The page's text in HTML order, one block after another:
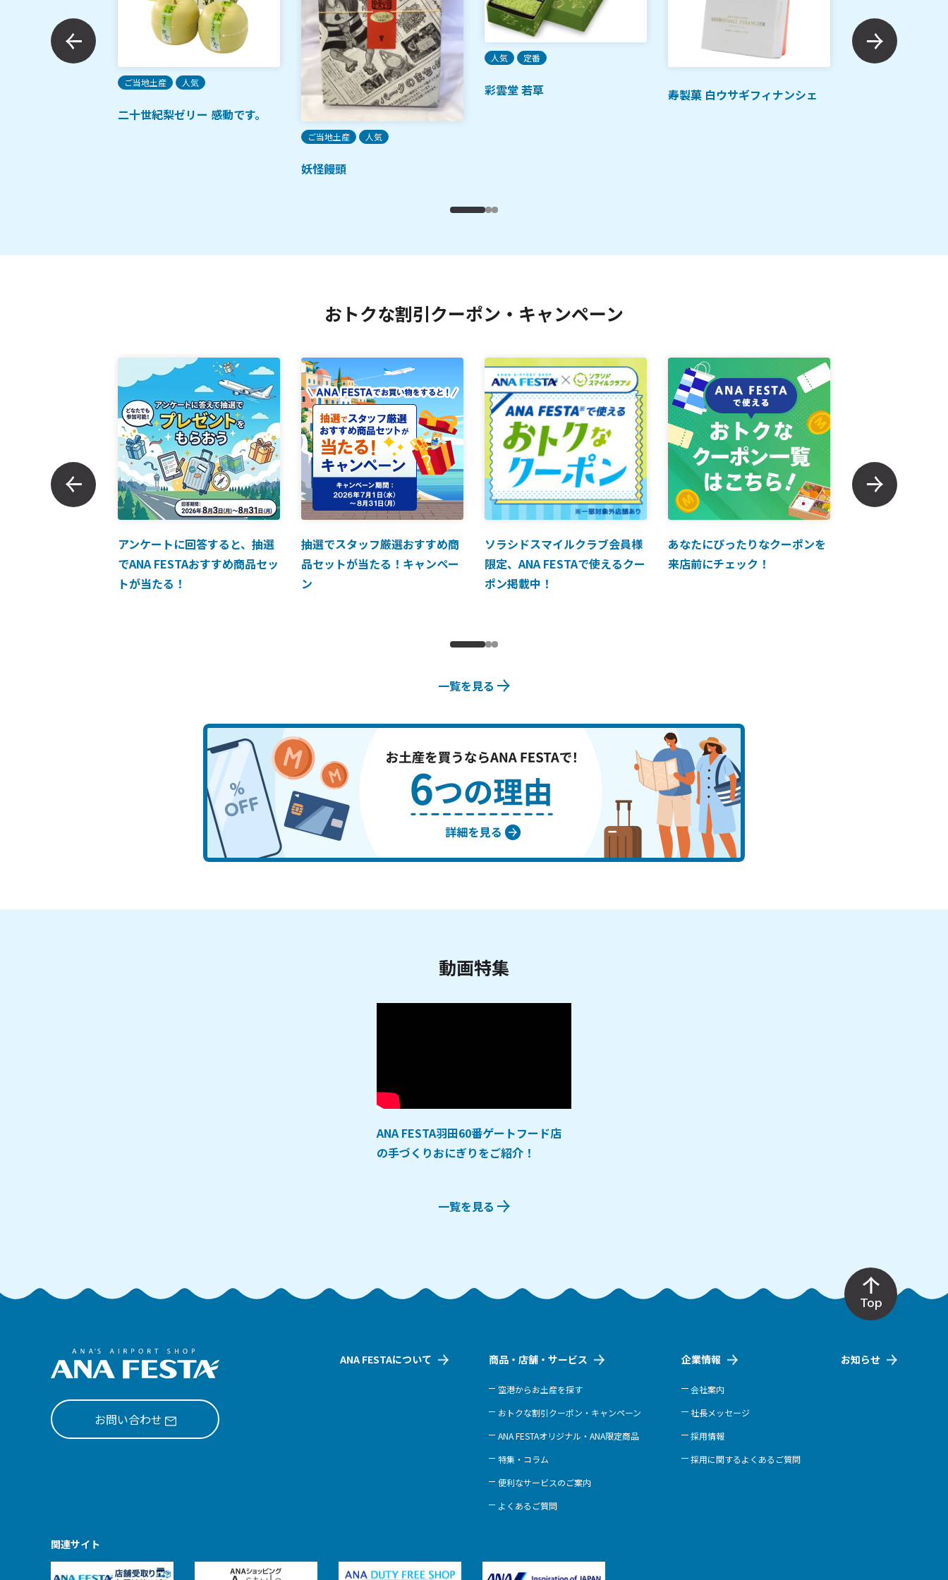
ご当地土産 人気
二十世紀梨ゼリー 感動です。
ご当地土産 人気
妖怪饅頭
人気 定番
彩雲堂 若草 寿製菓 白ウサギフィナンシェ
ご当地土産
おトクな割引クーポン・キャンペーン
アンケートに回答すると、抽選
でANA FESTAおすすめ商品セッ
トが当たる！
抽選でスタッフ厳選おすすめ商
品セットが当たる！キャンペー
ン
ソラシドスマイルクラブ会員様
限定、ANA FESTAで使えるクー
ポン掲載中！
あなたにぴったりなクーポンを
来店前にチェック！
一覧を見る
動画特集
ANA FESTA羽田60番ゲートフード店
の手づくりおにぎりをご紹介！
一覧を見る
Top
お問い合わせ
ANA FESTAについて 商品・店舗・サービス
空港からお土産を探す
おトクな割引クーポン・キャンペーン
ANA FESTAオリジナル・ANA限定商品
特集・コラム
便利なサービスのご案内
よくあるご質問
企業情報
会社案内
社長メッセージ
採用情報
採用に関するよくあるご質問
お知らせ
関連サイト